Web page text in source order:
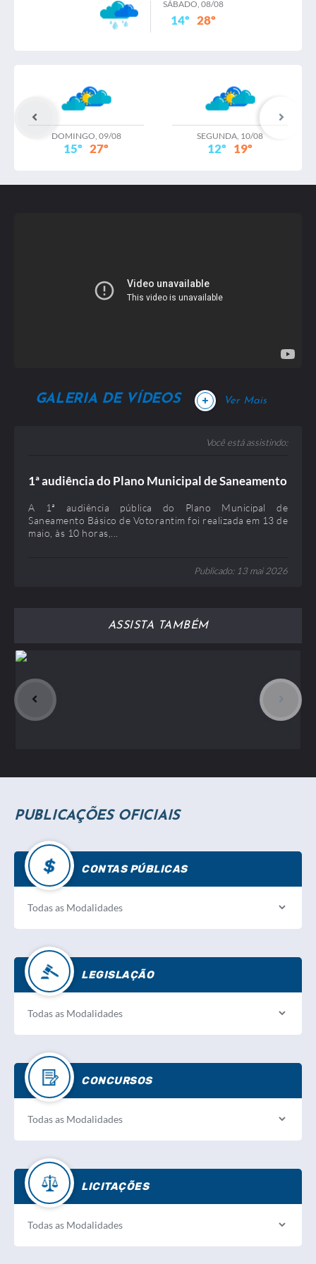
Publicado: 31 Julho 2023
catalogo do abrigo SEMOB / 31 Julho 2023
Publicado: 31 Julho 2023
Tamanho: 1,21 MB
SÁBADO, 08/08
14º 28º
DOMINGO, 09/08
15º 27º
SEGUNDA, 10/08
12º 19º
GALERIA DE VÍDEOS + Ver Mais
Você está assistindo:
1ª audiência do Plano Municipal de Saneamento
A 1ª audiência pública do Plano Municipal de
Saneamento Básico de Votorantim foi realizada em 13 de
maio, às 10 horas,...
Publicado: 13 mai 2026
ASSISTA TAMBÉM
PUBLICAÇÕES OFICIAIS
CONTAS PÚBLICAS
LEGISLAÇÃO
CONCURSOS
LICITAÇÕES